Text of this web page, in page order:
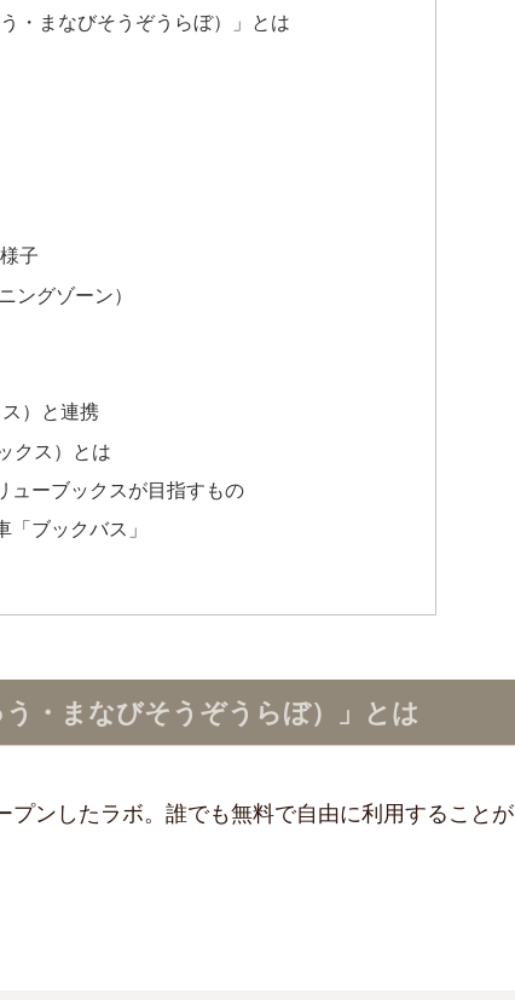
・まなびそうぞうらぼ）」とは
子
ングゾーン）
）と連携
クス）とは
ューブックスが目指すもの
「ブックバス」
・まなびそうぞうらぼ）」とは
ンしたラボ。誰でも無料で自由に利用することが